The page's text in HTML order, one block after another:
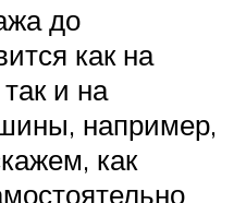
до
как на
и на
например,
как